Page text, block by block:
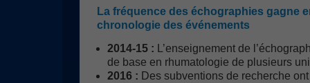
La fréquence des échographies gagne
chronologie des événements
2014-15 :
L’enseignement de
de base en rhumatologie de plusieurs
2016 : Des subventions de recherche